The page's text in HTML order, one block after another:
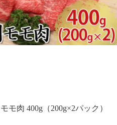
モ肉 400g（200g×2パック）